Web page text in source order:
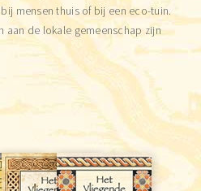
mensen thuis of bij een eco-tuin.
aan de lokale gemeenschap zijn